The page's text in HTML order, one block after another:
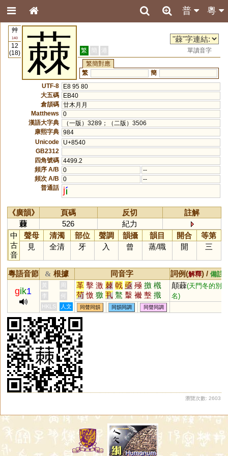
粵
普
艸
140
12
(18)
蕀 繁 簡 港
單讀音字
繁簡對應
繁
簡
UTF-8
E8 95 80
大五碼
EB40
倉頡碼 廿木月月
Matthews
0
漢語大字典
（一版）3289；（二版）3506
康熙字典 984
Unicode
U+8540
GB2312
四角號碼 4499.2
頻序 A/B
0
--
頻次 A/B
0
--
普通話
j
《廣韻》 頁碼 反切
註解
蕀
526
紀力
中
古
音
聲母 清濁 部位 聲調 韻攝 韻目 開合
等第
見
全清 牙 入 曾 蒸/職 開 三
粵語音節 & 根據 同音字 詞例(解釋) / 備註
gik1
黃 周 革 擊 激 棘 戟 亟 殛 撽 橶
茍 憿 獥 丮 鸄 轚 襋 墼 撠
顛蕀(天門冬的別
名)
李
何
HKLS
人文 同聲同韻 同韻同調 同聲同調
瀏覽次數: 2603